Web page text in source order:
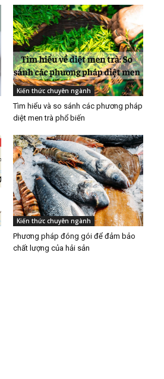
Kiến thức chuyên ngành
Tìm hiểu và so sánh các phương pháp
diệt men trà phổ biến
Kiến thức chuyên ngành
Phương pháp đóng gói để đảm bảo
chất lượng của hải sản